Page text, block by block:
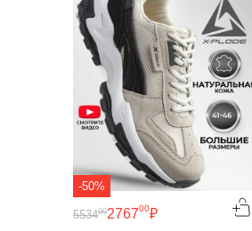
-50%
276700₽
553400